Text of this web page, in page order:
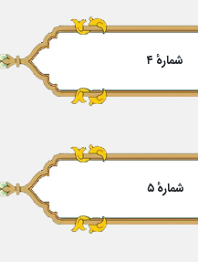
شمارهٔ ۴
شمارهٔ ۵